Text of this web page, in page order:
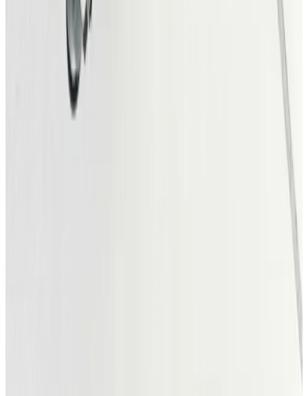
musikproduktion
Find og tilbyd hjælp til musikproduktion, uanset om du
søger en producer, lydtekniker, sangskriver, beatmaker
eller sessionmusiker til dit næste projekt. På
DanskeMusikere.dk kan du filtrere efter kategori,
makspris og landsdel og få overblik over relevante
udbydere i hele landet. Se profileerne, læs anmeldelser og
tag direkte kontakt, så I kan aftale samarbejdet og bringe